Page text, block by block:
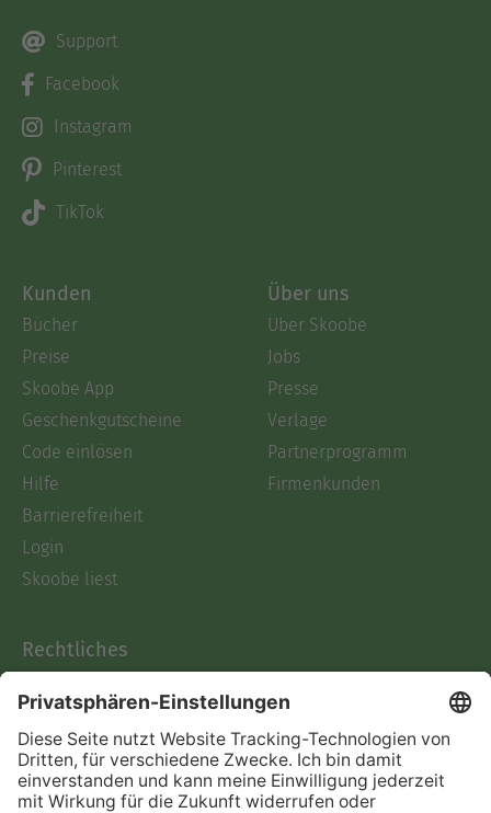
Support
Facebook
Instagram
Pinterest
TikTok
Kunden
Bücher
Preise
Skoobe App
Geschenkgutscheine
Code einlösen
Hilfe
Barrierefreiheit
Login
Skoobe liest
Über uns
Über Skoobe
Jobs
Presse
Verlage
Partnerprogramm
Firmenkunden
Rechtliches
AGB
Informationen nach Data
Act
Verträge hier kündigen